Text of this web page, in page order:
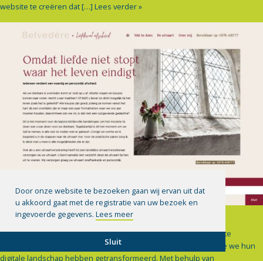
Door onze website te bezoeken gaan wij ervan uit dat
u akkoord gaat met de registratie van uw bezoek en
ingevoerde gegevens. Lees meer
Sluit
website te creëren dat […] Lees verder »
BELVEDEREUITVAARTEN.NL
Recentelijk hebben we met voldoening een gloednieuwe website
gelanceerd op belvedereuitvaarten.nl voor onze klant , waarmee we hun
digitale landschap hebben getransformeerd. Met behulp van